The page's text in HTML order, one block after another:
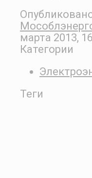
марта 2013,
Категории
Теги